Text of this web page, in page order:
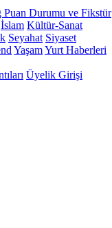
Puan Durumu ve Fikstür
İslam Kültür-Sanat
Seyahat Siyaset
YaşamYurt Haberleri
Üyelik Girişi